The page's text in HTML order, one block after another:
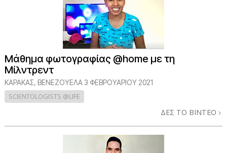
Μάθημα φωτογραφίας @home με τη
Μίλντρεντ
ΚΑΡΑΚΑΣ, ΒΕΝΕΖΟΥΕΛΑ3 ΦΕΒΡΟΥΑΡΙΟΥ 2021
SCIENTOLOGISTS @LIFE
ΔΕΣ ΤΟ ΒΙΝΤΕΟ